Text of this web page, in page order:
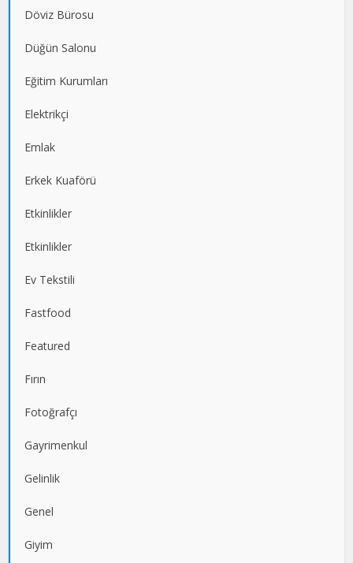
Döviz Bürosu
Düğün Salonu
Eğitim Kurumları
Elektrikçi
Emlak
Erkek Kuaförü
Etkinlikler
Etkinlikler
Ev Tekstili
Fastfood
Featured
Fırın
Fotoğrafçı
Gayrimenkul
Gelinlik
Genel
Giyim